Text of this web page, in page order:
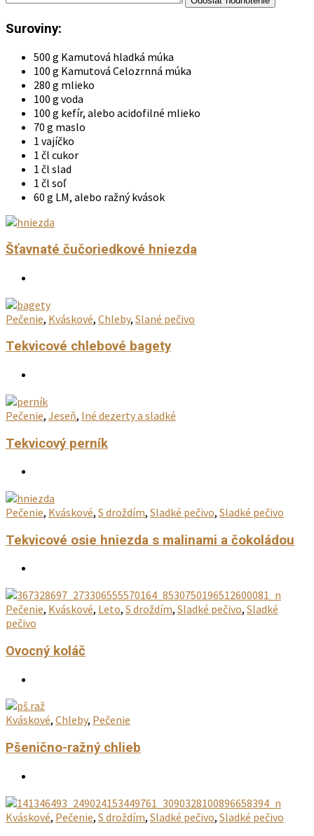
Suroviny:
500 g Kamutová hladká múka
100 g Kamutová Celozrnná múka
280 g mlieko
100 g voda
100 g kefír, alebo acidofilné mlieko
70 g maslo
1 vajíčko
1 čl cukor
1 čl slad
1 čl soľ
60 g LM, alebo ražný kvások
Šťavnaté čučoriedkové hniezda
Pečenie, Kváskové, Chleby, Slané pečivo
Tekvicové chlebové bagety
Pečenie, Jeseň, Iné dezerty a sladké
Tekvicový perník
Pečenie, Kváskové, S droždím, Sladké pečivo, Sladké pečivo
Tekvicové osie hniezda s malinami a čokoládou
Pečenie, Kváskové, Leto, S droždím, Sladké pečivo, Sladké
pečivo
Ovocný koláč
Kváskové, Chleby, Pečenie
Pšenično-ražný chlieb
Kváskové, Pečenie, S droždím, Sladké pečivo, Sladké pečivo